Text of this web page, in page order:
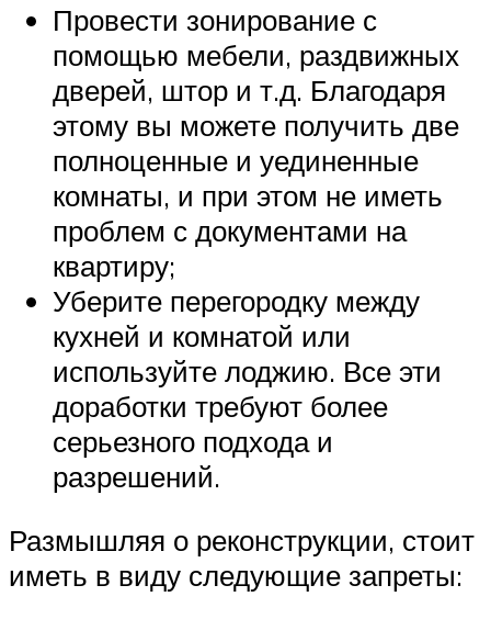
Провести зонирование с
помощью мебели, раздвижных
дверей, штор и т.д. Благодаря
этому вы можете получить две
полноценные и уединенные
комнаты, и при этом не иметь
проблем с документами на
квартиру;
Уберите перегородку между
кухней и комнатой или
используйте лоджию. Все эти
доработки требуют более
серьезного подхода и
разрешений.
Размышляя о реконструкции, стоит
иметь в виду следующие запреты: